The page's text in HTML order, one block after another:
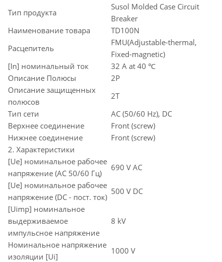
Тип продукта
Susol Molded Case Circuit
Breaker
Наименование товара
TD100N
Расцепитель
FMU(Adjustable-thermal,
Fixed-magnetic)
[In] номинальный ток
32 A at 40 ℃
Описание Полюсы
2P
Описание защищенных
полюсов
2T
Тип сети
AC (50/60 Hz), DC
Верхнее соединение
Front (screw)
Нижнее соединение
Front (screw)
2. Характеристики
[Ue] номинальное рабочее
напряжение (AC 50/60 Гц)
690 V AC
[Ue] номинальное рабочее
напряжение (DC - пост. ток)
500 V DC
[Uimp] номинальное
выдерживаемое
импульсное напряжение
8 kV
Номинальное напряжение
изоляции [Ui]
1000 V